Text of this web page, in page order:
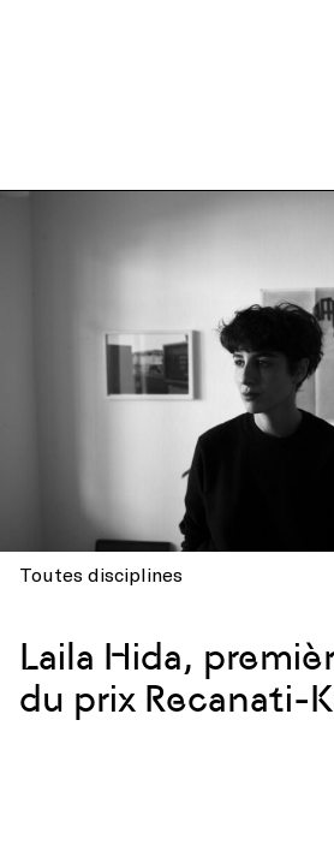
Toutes disciplines
Laila Hida,
du prix Recanati-